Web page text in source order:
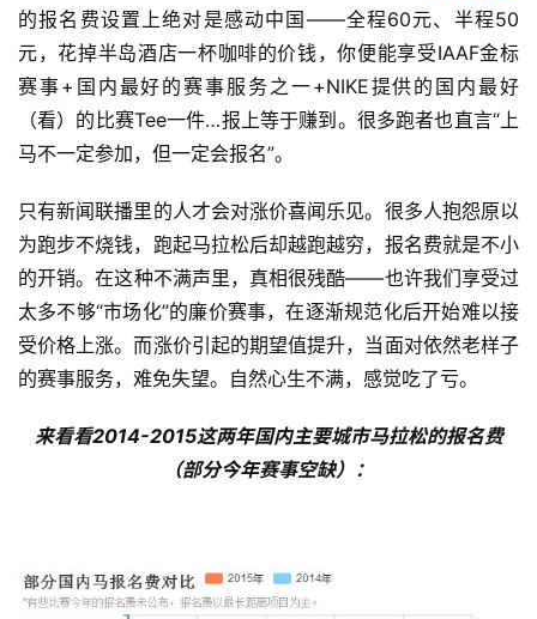
的报名费设置上绝对是感动中国——全程60元、半程50
元，花掉半岛酒店一杯咖啡的价钱，你便能享受IAAF金标
赛事+国内最好的赛事服务之一+NIKE提供的国内最好
（看）的比赛Tee一件…报上等于赚到。很多跑者也直言“上
马不一定参加，但一定会报名”。
只有新闻联播里的人才会对涨价喜闻乐见。很多人抱怨原以
为跑步不烧钱，跑起马拉松后却越跑越穷，报名费就是不小
的开销。在这种不满声里， 真相很残酷——也许我们享受过
太多不够“市场化”的廉价赛事，在逐渐规范化后开始难以接
受价格上涨。而涨价引起的期望值提升，当面对依然老样子
的赛事服务，难免失望。自然心生不满，感觉吃了亏。
来看看2014-2015这两年国内主要城市马拉松的报名费
（部分今年赛事空缺）：